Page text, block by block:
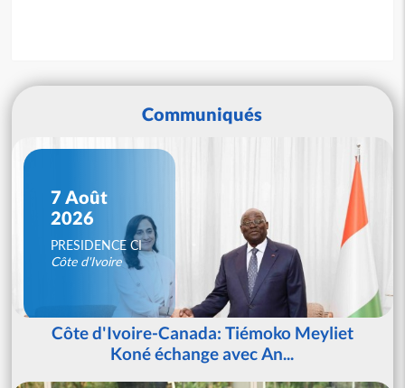
Communiqués
7 Août
2026
PRESIDENCE CI
Côte d'Ivoire
Côte d'Ivoire-Canada: Tiémoko Meyliet
Koné échange avec An...